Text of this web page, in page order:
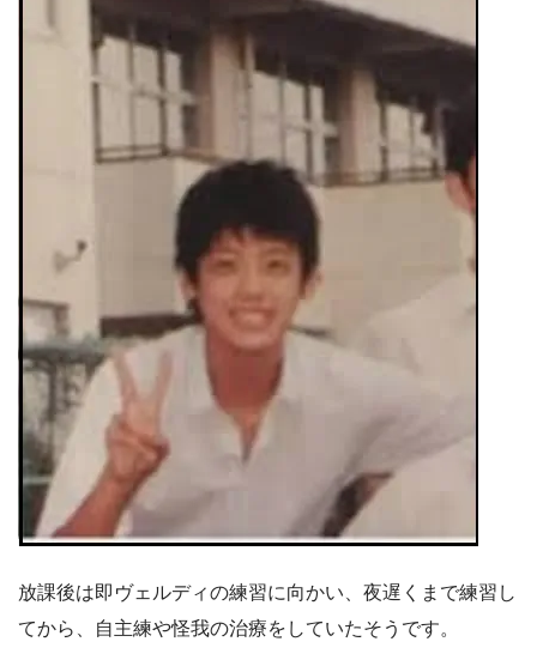
放課後は即ヴェルディの練習に向かい、夜遅くまで練習し
てから、自主練や怪我の治療をしていたそうです。